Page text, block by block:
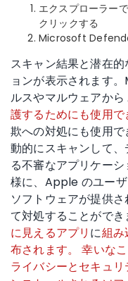
エクスプローラー
クリックする
Microsoft
スキャン結果と潜在
ョンが表示されます
ルスやマルウェアか
護するためにも使用で
欺への対処にも使用
動的にスキャンして
る不審なアプリケーシ
様に、 Apple のユー
ソフトウェアが提供
て対処することができ
に見えるアプリ に組
布されます。 幸いな
ライバシーとセキュ